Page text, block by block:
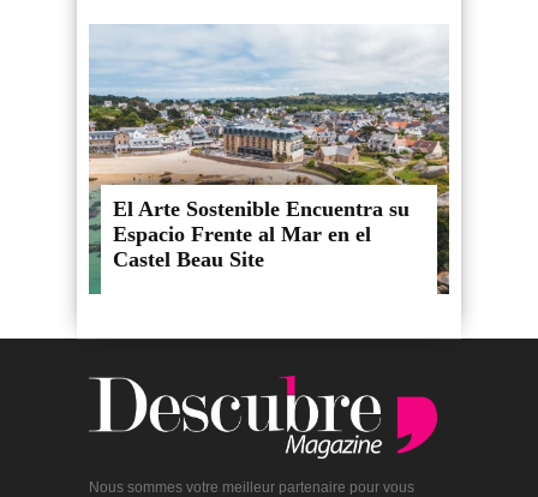
El Arte Sostenible Encuentra su
Espacio Frente al Mar en el
Castel Beau Site
Nous sommes votre meilleur partenaire pour vous